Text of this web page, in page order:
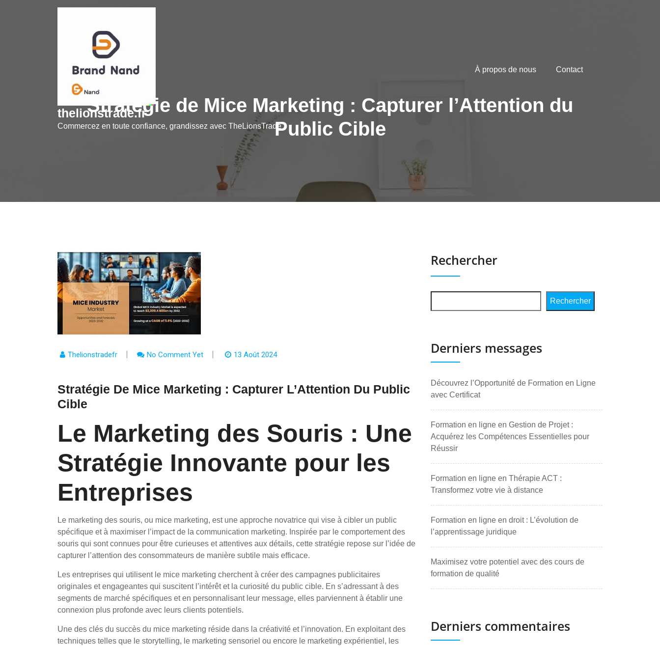
thelionstrade.fr
Commercez en toute confiance, grandissez avec TheLionsTrade
À propos de nous Contact
Stratégie de Mice Marketing : Capturer l’Attention du
Public Cible
Thelionstradefr No Comment Yet 13 Août 2024
Stratégie De Mice Marketing : Capturer L’Attention Du Public
Cible
Le Marketing des Souris : Une
Stratégie Innovante pour les
Entreprises
Le marketing des souris, ou mice marketing, est une approche novatrice qui vise à cibler un public
spécifique et à maximiser l’impact de la communication marketing. Inspirée par le comportement des
souris qui sont connues pour être curieuses et attentives aux détails, cette stratégie repose sur l’idée de
capturer l’attention des consommateurs de manière subtile mais efficace.
Les entreprises qui utilisent le mice marketing cherchent à créer des campagnes publicitaires
originales et engageantes qui suscitent l’intérêt et la curiosité du public cible. En s’adressant à des
segments de marché spécifiques et en personnalisant leur message, elles parviennent à établir une
connexion plus profonde avec leurs clients potentiels.
Une des clés du succès du mice marketing réside dans la créativité et l’innovation. En exploitant des
techniques telles que le storytelling, le marketing sensoriel ou encore le marketing expérientiel, les
Rechercher
Rechercher
Derniers messages
Découvrez l’Opportunité de Formation en Ligne
avec Certificat
Formation en ligne en Gestion de Projet :
Acquérez les Compétences Essentielles pour
Réussir
Formation en ligne en Thérapie ACT :
Transformez votre vie à distance
Formation en ligne en droit : L’évolution de
l’apprentissage juridique
Maximisez votre potentiel avec des cours de
formation de qualité
Derniers commentaires